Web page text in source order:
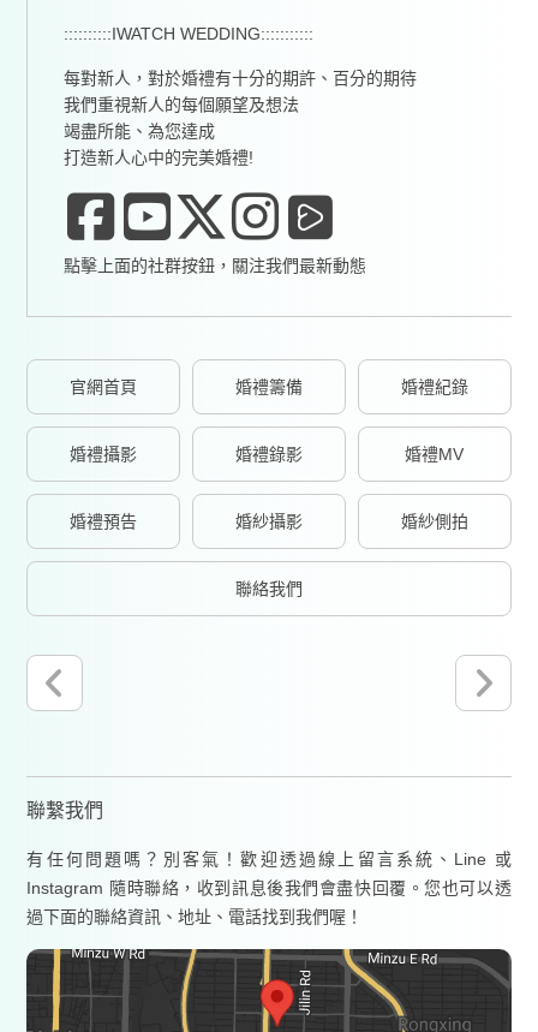
::::::::::IWATCH WEDDING:::::::::::
每對新人，對於婚禮有十分的期許、百分的期待
我們重視新人的每個願望及想法
竭盡所能、為您達成
打造新人心中的完美婚禮!
點擊上面的社群按鈕，關注我們最新動態
官網首頁 婚禮籌備 婚禮紀錄
婚禮攝影 婚禮錄影 婚禮MV
婚禮預告 婚紗攝影 婚紗側拍
聯絡我們
聯繫我們
有任何問題嗎？別客氣！歡迎透過線上留言系統、Line 或
Instagram 隨時聯絡，收到訊息後我們會盡快回覆。您也可以透
過下面的聯絡資訊、地址、電話找到我們喔！